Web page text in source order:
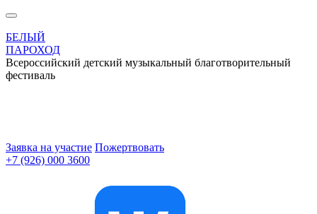
БЕЛЫЙ
ПАРОХОД
Всероссийский детский музыкальный благотворительный
фестиваль
Заявка на участие Пожертвовать
+7 (926) 000 3600